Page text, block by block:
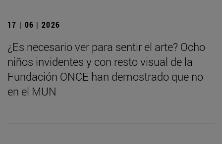
17 | 06 | 2026
¿Es necesario ver para sentir el arte? Ocho
niños invidentes y con resto visual de la
Fundación ONCE han demostrado que no
en el MUN